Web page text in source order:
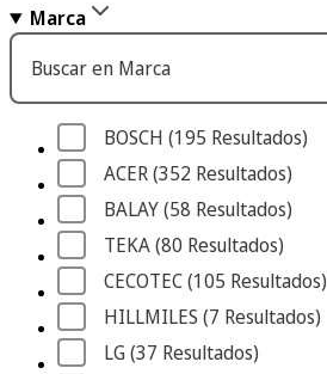
Marca
Buscar en Marca
BOSCH (195 Resultados)
ACER (352 Resultados)
BALAY (58 Resultados)
TEKA (80 Resultados)
CECOTEC (105 Resultados)
HILLMILES (7 Resultados)
LG (37 Resultados)